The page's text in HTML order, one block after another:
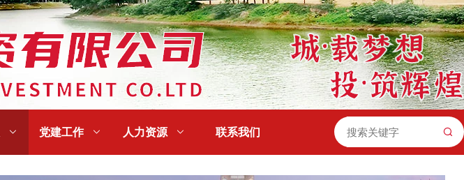
 党建工作  人力资源  联系我们 